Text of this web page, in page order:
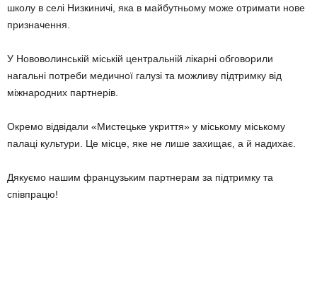
школу в селі Низкиничі, яка в майбутньому може отримати нове
призначення.
У Нововолинській міській центральній лікарні обговорили
нагальні потреби медичної галузі та можливу підтримку від
міжнародних партнерів.
Окремо відвідали «Мистецьке укриття» у міському міському
палаці культури. Це місце, яке не лише захищає, а й надихає.
Дякуємо нашим французьким партнерам за підтримку та
співпрацю!